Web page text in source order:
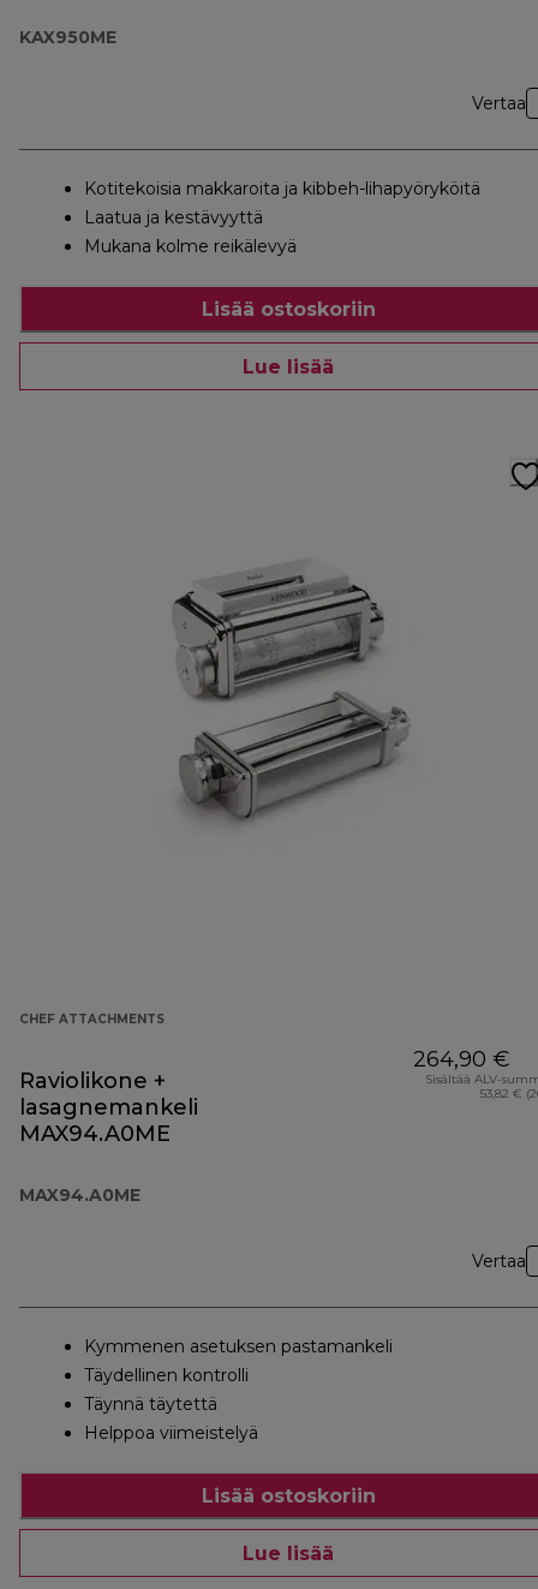
KAX950ME
Vertaa
Kotitekoisia makkaroita ja kibbeh-lihapyöryköitä
Laatua ja kestävyyttä
Mukana kolme reikälevyä
Lisää ostoskoriin
Lue lisää
CHEF ATTACHMENTS
Raviolikone +
lasagnemankeli
MAX94.A0ME
MAX94.A0ME
264,90 €
Sisältää ALV-
53,82 €
Vertaa
Kymmenen asetuksen pastamankeli
Täydellinen kontrolli
Täynnä täytettä
Helppoa viimeistelyä
Lisää ostoskoriin
Lue lisää